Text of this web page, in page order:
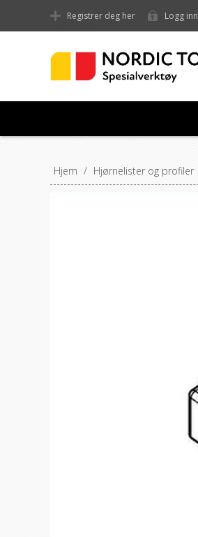
Registrer deg her Logg inn
Hjem / Hjørnelister og profiler